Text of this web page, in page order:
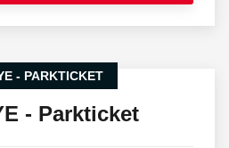
- PARKTICKET
- Parkticket